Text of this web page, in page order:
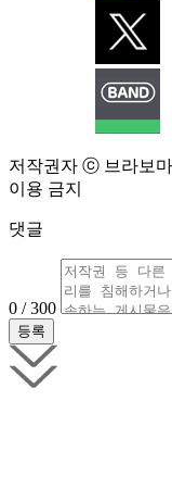
저작권자 ⓒ 브라보
이용 금지
댓글
0 / 300